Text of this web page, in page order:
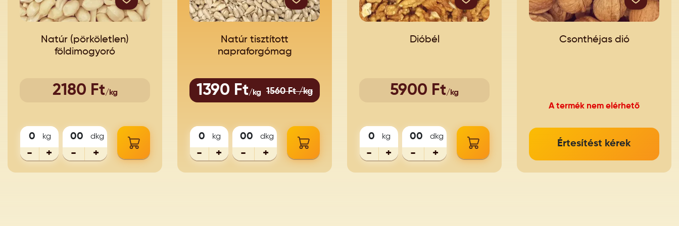
Natúr (pörköletlen)
földimogyoró
2180 Ft/kg
kg
- +
dkg
- +
Natúr tisztított
napraforgómag
1390 Ft/kg 1560 Ft /kg
kg
- +
dkg
- +
Dióbél
5900 Ft/kg
kg
- +
dkg
- +
Csonthéjas dió
A termék nem elérhető
Értesítést kérek